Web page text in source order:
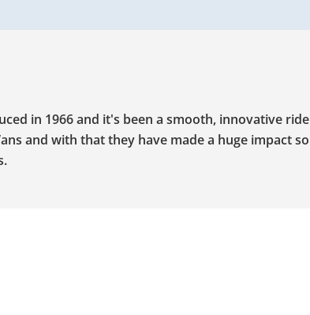
in 1966 and it's been a smooth, innovative ride
and with that they have made a huge impact so